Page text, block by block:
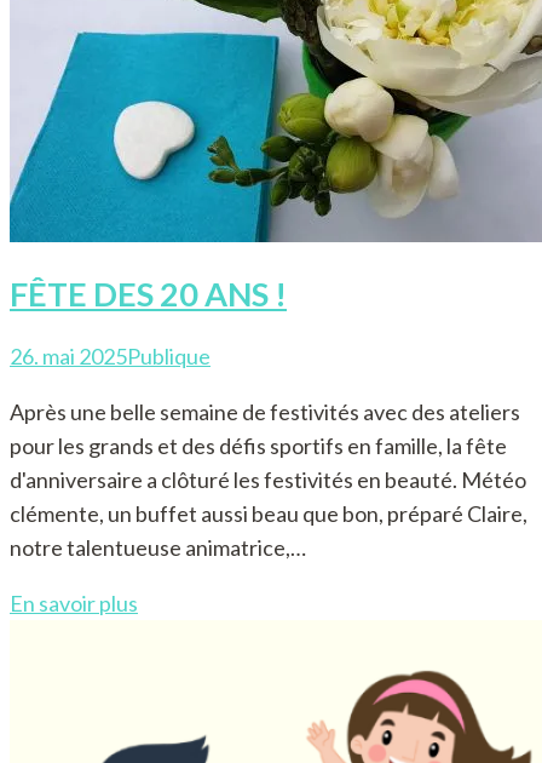
FÊTE DES 20 ANS !
26. mai 2025Publique
Après une belle semaine de festivités avec des ateliers
pour les grands et des défis sportifs en famille, la fête
d'anniversaire a clôturé les festivités en beauté. Météo
clémente, un buffet aussi beau que bon, préparé Claire,
notre talentueuse animatrice,…
En savoir plus